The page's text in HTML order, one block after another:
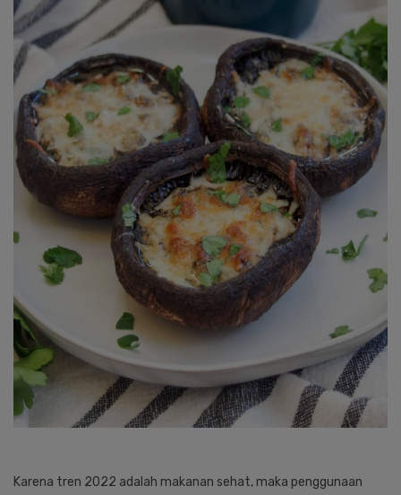
Karena tren 2022 adalah makanan sehat, maka penggunaan